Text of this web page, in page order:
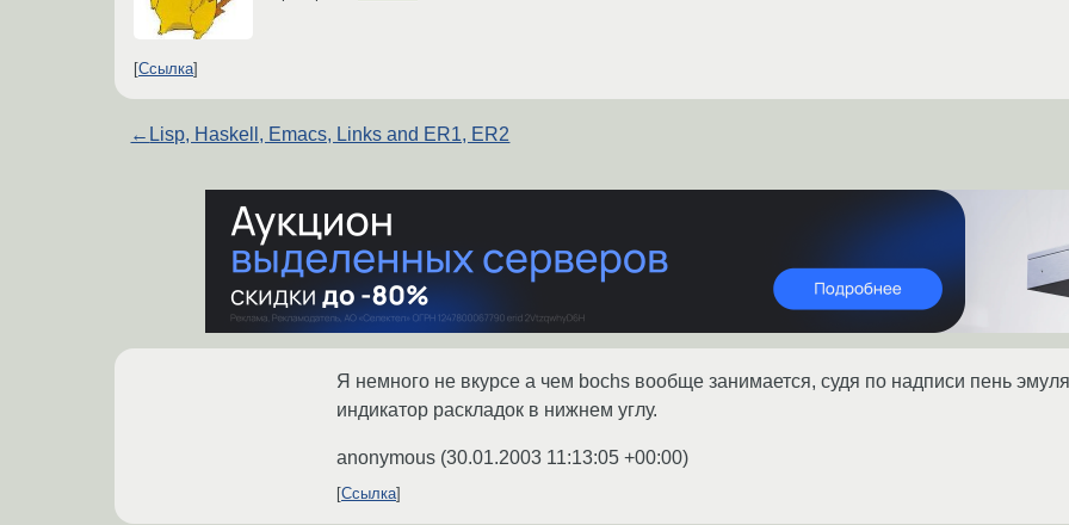
Ссылка
← Lisp, Haskell, Emacs, Links and ER1, ER2
Я немного не вкурсе а чем bochs вообще занимается, судя по надписи пень
индикатор раскладок в нижнем углу.
anonymous (30.01.2003 11:13:05 +00:00)
Ссылка